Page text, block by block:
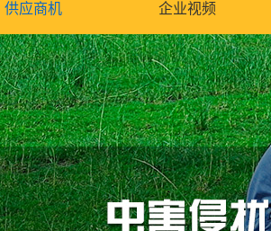
供应商机 企业视频